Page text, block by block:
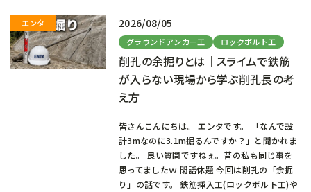
2026/08/05
グラウンドアンカー工 ロックボルト工
削孔の余掘りとは｜スライムで鉄筋
が入らない現場から学ぶ削孔長の考
え方
皆さんこんにちは。 エンタです。 「なんで設
計3mなのに3.1m掘るんですか？」と聞かれま
した。 良い質問ですねぇ。昔の私も同じ事を
思ってましたｗ 閑話休題 今回は削孔の「余掘
り」の話です。 鉄筋挿入工(ロックボルト工)や